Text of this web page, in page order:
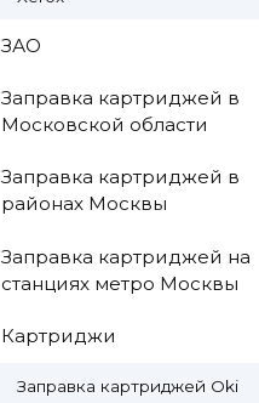
ЗАО
Заправка картриджей в
Московской области
Заправка картриджей в
районах Москвы
Заправка картриджей на
станциях метро Москвы
Картриджи
Заправка картриджей Oki